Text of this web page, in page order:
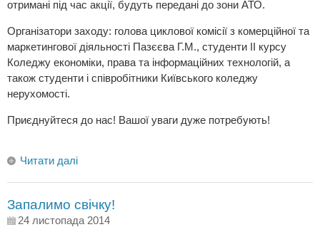
отримані під час акції, будуть передані до зони АТО.
Організатори заходу: голова циклової комісії з комерційної та
маркетингової діяльності Пазєєва Г.М., студенти ІІ курсу
Коледжу економіки, права та інформаційних технологій, а
також студенти і співробітники Київського коледжу
нерухомості.
Приєднуйтеся до нас! Вашої уваги дуже потребують!
Читати далі
Запалимо свічку!
24 листопада 2014